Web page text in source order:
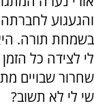
והגעגוע
בשמחת תורה.
לי לצידה כל
שחרור שבויים
שי לי לא תשוב?